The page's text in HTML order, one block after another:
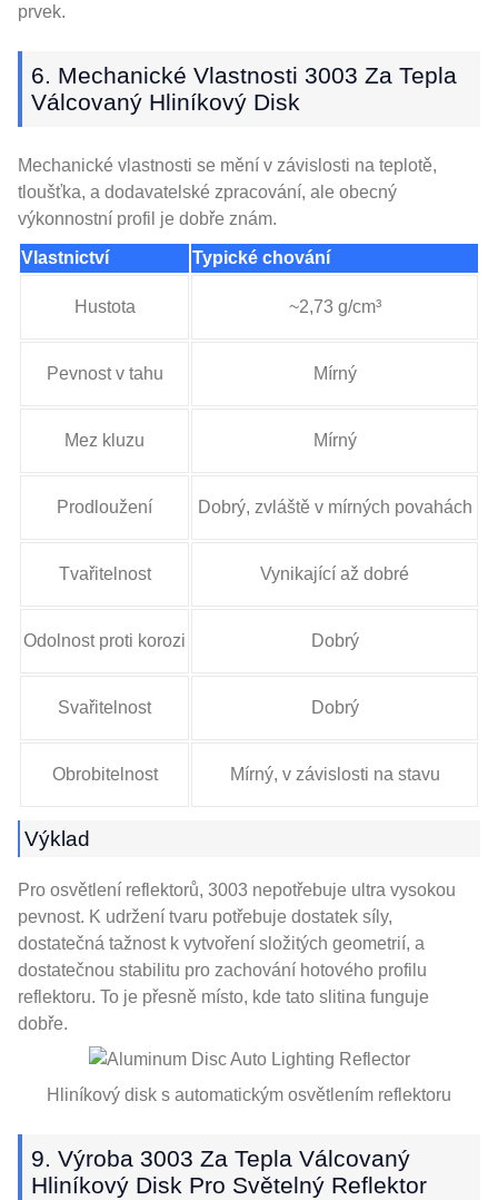
prvek.
6. Mechanické Vlastnosti 3003 Za Tepla
Válcovaný Hliníkový Disk
Mechanické vlastnosti se mění v závislosti na teplotě,
tloušťka, a dodavatelské zpracování, ale obecný
výkonnostní profil je dobře znám.
Vlastnictví Typické chování
Hustota ~2,73 g/cm³
Pevnost v tahu Mírný
Mez kluzu Mírný
Prodloužení Dobrý, zvláště v mírných povahách
Tvařitelnost Vynikající až dobré
Odolnost proti korozi Dobrý
Svařitelnost Dobrý
Obrobitelnost Mírný, v závislosti na stavu
Výklad
Pro osvětlení reflektorů, 3003 nepotřebuje ultra vysokou
pevnost. K udržení tvaru potřebuje dostatek síly,
dostatečná tažnost k vytvoření složitých geometrií, a
dostatečnou stabilitu pro zachování hotového profilu
reflektoru. To je přesně místo, kde tato slitina funguje
dobře.
Hliníkový disk s automatickým osvětlením reflektoru
9. Výroba 3003 Za Tepla Válcovaný
Hliníkový Disk Pro Světelný Reflektor